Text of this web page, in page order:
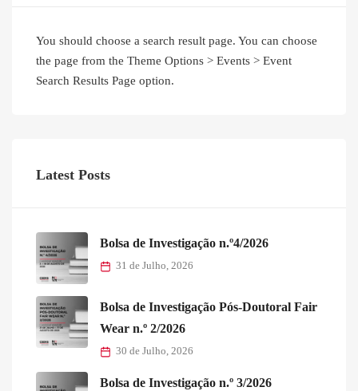
You should choose a search result page. You can choose
the page from the Theme Options > Events > Event
Search Results Page option.
Latest Posts
Bolsa de Investigação n.º4/2026
31 de Julho, 2026
Bolsa de Investigação Pós-Doutoral Fair
Wear n.º 2/2026
30 de Julho, 2026
Bolsa de Investigação n.º 3/2026